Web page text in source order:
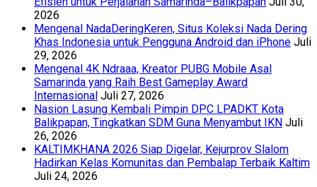
2026
Mengenal NadaDeringKeren, Situs Koleksi Nada Dering
Khas Indonesia untuk Pengguna Android dan iPhone Juli
29, 2026
Mengenal 4K Ndraaa, Kreator PUBG Mobile Asal
Samarinda yang Raih Best Gameplay Award
Internasional Juli 27, 2026
Nasion Lasung Kembali Pimpin DPC LPADKT Kota
Balikpapan, Tingkatkan SDM Guna Menyambut IKN Juli
26, 2026
KALTIMKHANA 2026 Siap Digelar, Kejurprov Slalom
Hadirkan Kelas Komunitas dan Pembalap Terbaik Kaltim
Juli 24, 2026